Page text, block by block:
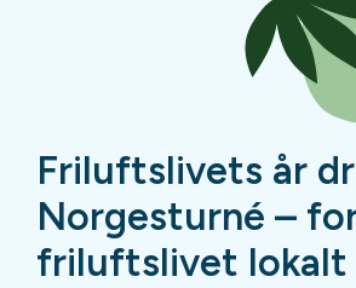
Friluftslivets år
Norgesturné –
friluftslivet lokalt